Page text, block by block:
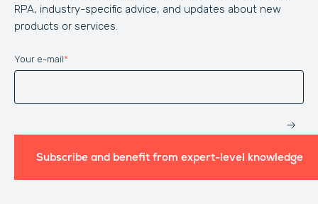
RPA, industry-specific advice, and updates about new
products or services.
Website
Your e-mail*
Subscribe and benefit from expert-level knowledge